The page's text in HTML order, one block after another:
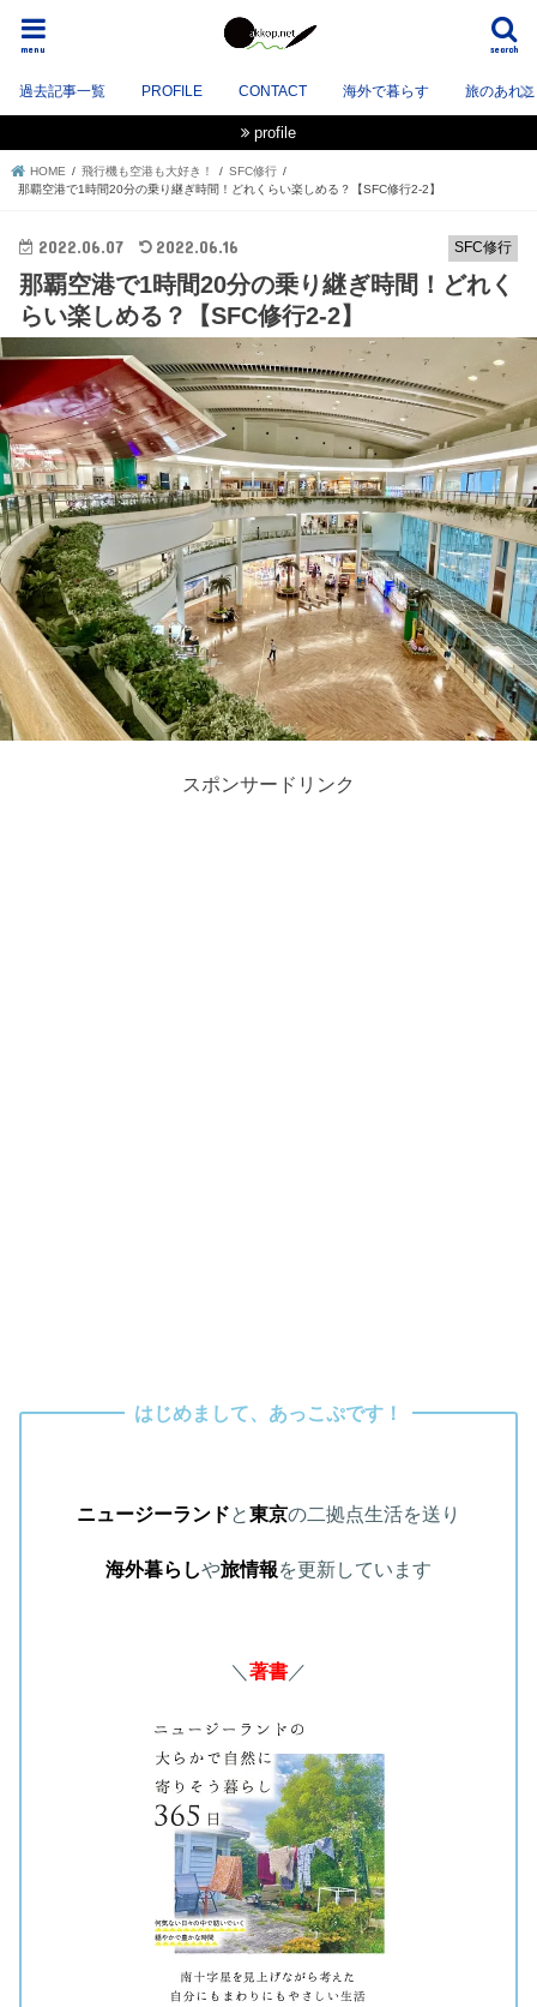
search
menu
過去記事一覧 PROFILE CONTACT 海外で暮らす 旅のあれ
profile
HOME 飛行機も空港も大好き！
SFC修行
那覇空港で1時間20分の乗り継ぎ時間！どれくらい楽しめる？【SFC修行2-2】
SFC修行
2022.06.07 2022.06.16
那覇空港で1時間20分の乗り継ぎ時間！どれく
らい楽しめる？【SFC修行2-2】
スポンサードリンク
はじめまして、あっこぷです！
ニュージーランドと東京の二拠点生活を送り
海外暮らしや旅情報を更新しています
＼ 著書 ／